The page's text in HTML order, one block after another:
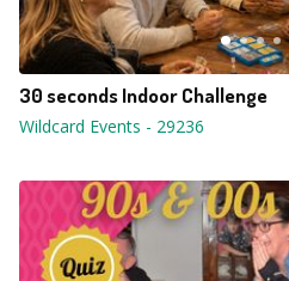
30 seconds Indoor Challenge
Wildcard Events - 29236